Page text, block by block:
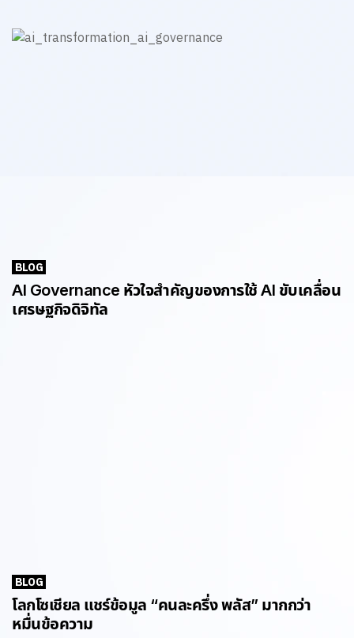
BLOG
AI Governance หัวใจสำคัญของการใช้ AI ขับเคลื่อน
เศรษฐกิจดิจิทัล
BLOG
โลกโซเชียล แชร์ข้อมูล “คนละครึ่ง พลัส” มากกว่า
หมื่นข้อความ